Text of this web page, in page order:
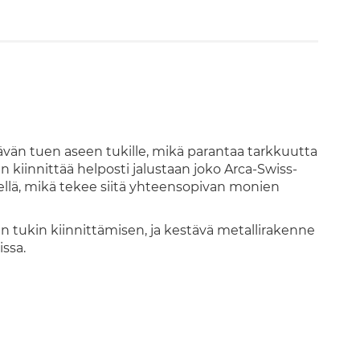
tuen aseen tukille, mikä parantaa tarkkuutta
kiinnittää helposti jalustaan joko Arca-Swiss-
, mikä tekee siitä yhteensopivan monien
tukin kiinnittämisen, ja kestävä metallirakenne